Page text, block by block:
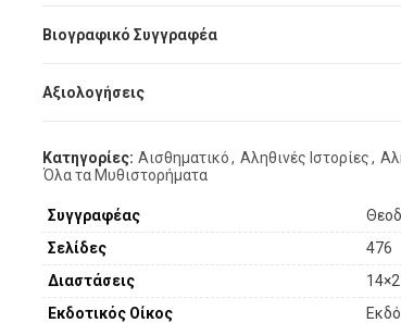
Βιογραφικό Συγγραφέα
Αξιολογήσεις
Κατηγορίες: Αισθηματικό, Αληθινές Ιστορίες,
Όλα τα Μυθιστορήματα
Συγγραφέας
Σελίδες
476
Διαστάσεις
Εκδοτικός Οίκος